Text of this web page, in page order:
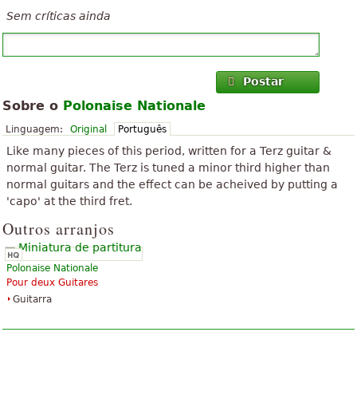
Sem críticas ainda
Postar
Sobre o Polonaise Nationale
Linguagem: Original Português
Like many pieces of this period, written for a Terz guitar &
normal guitar. The Terz is tuned a minor third higher than
normal guitars and the effect can be acheived by putting a
'capo' at the third fret.
Outros arranjos
Polonaise Nationale
Pour deux Guitares
Guitarra